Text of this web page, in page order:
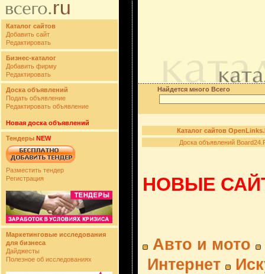
Каталог сайтов
Добавить сайт
Редактировать
Бизнес-каталог
Добавить фирму
Редактировать
Доска объявлений
Подать объявление
Редактировать объявление
Новая доска объявлений
Тендеры NEW
Разместить тендер
Регистрация
Маркетинговые исследования
для бизнеса
Дайджесты
Полезное об исследованиях
Найдется много Всего
Каталог сайтов
Доска объявлений
НОВЫЕ
Авто и мото
Интернет